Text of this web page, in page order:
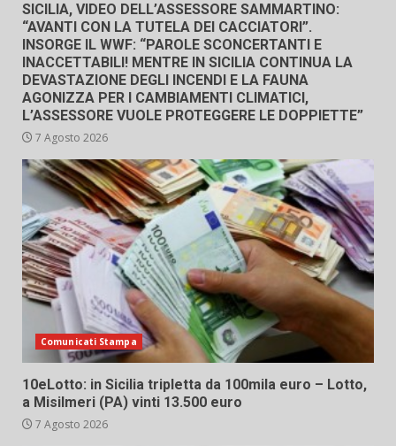
SICILIA, VIDEO DELL’ASSESSORE SAMMARTINO:
“AVANTI CON LA TUTELA DEI CACCIATORI”.
INSORGE IL WWF: “PAROLE SCONCERTANTI E
INACCETTABILI! MENTRE IN SICILIA CONTINUA LA
DEVASTAZIONE DEGLI INCENDI E LA FAUNA
AGONIZZA PER I CAMBIAMENTI CLIMATICI,
L’ASSESSORE VUOLE PROTEGGERE LE DOPPIETTE”
7 Agosto 2026
Comunicati Stampa
10eLotto: in Sicilia tripletta da 100mila euro – Lotto,
a Misilmeri (PA) vinti 13.500 euro
7 Agosto 2026